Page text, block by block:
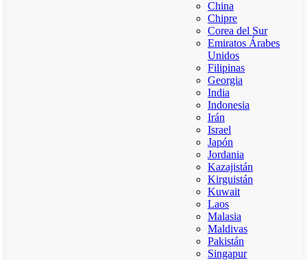
China
Chipre
Corea del Sur
Emiratos Árabes
Unidos
Filipinas
Georgia
India
Indonesia
Irán
Israel
Japón
Jordania
Kazajistán
Kirguistán
Kuwait
Laos
Malasia
Maldivas
Pakistán
Singapur